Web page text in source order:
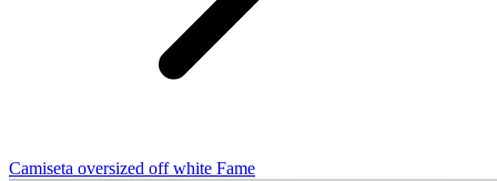
Camiseta oversized off white Fame